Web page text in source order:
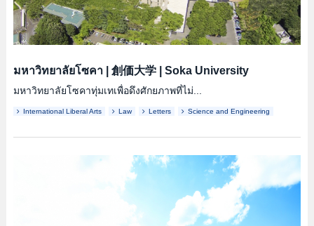
มหาวิทยาลัยโซคา| 創価大学| Soka University
มหาวิทยาลัยโซคาทุ่มเทเพื่อดึงศักยภาพที่ไม่...
International Liberal Arts Law Letters Science and Engineering